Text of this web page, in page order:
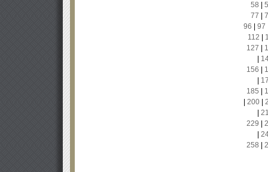
58
77
96
97
112
127
156
185
200|
229
258